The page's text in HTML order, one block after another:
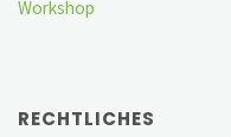
Workshop
RECHTLICHES